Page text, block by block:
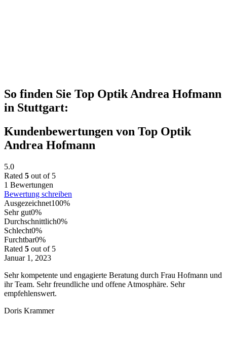
So finden Sie Top Optik Andrea Hofmann
in Stuttgart:
Kundenbewertungen von Top Optik
Andrea Hofmann
5.0
Rated 5 out of 5
1 Bewertungen
Bewertung schreiben
Ausgezeichnet100%
Sehr gut0%
Durchschnittlich0%
Schlecht0%
Furchtbar0%
Rated 5 out of 5
Januar 1, 2023
Sehr kompetente und engagierte Beratung durch Frau Hofmann und
ihr Team. Sehr freundliche und offene Atmosphäre. Sehr
empfehlenswert.
Doris Krammer